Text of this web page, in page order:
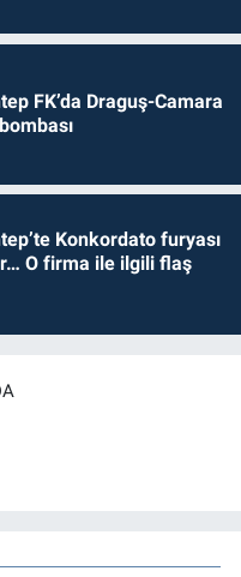
FK’da Draguş-Camara
Konkordato furyası
O firma ile ilgili flaş